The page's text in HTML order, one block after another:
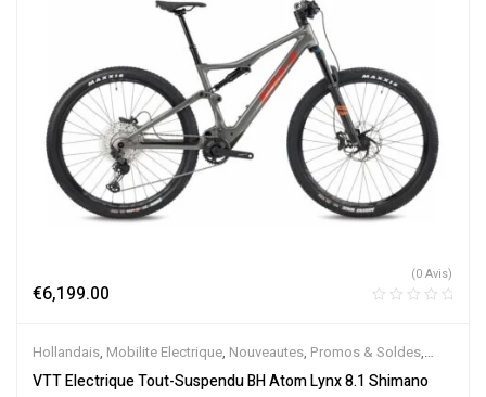
€6,199.00
(0 Avis)
Hollandais, Mobilite Electrique, Nouveautes, Promos & Soldes,
Tout-Suspendus,Vélo électrique ville, Velos Electriques,VTT
VTT Electrique Tout-Suspendu BH Atom Lynx 8.1 Shimano